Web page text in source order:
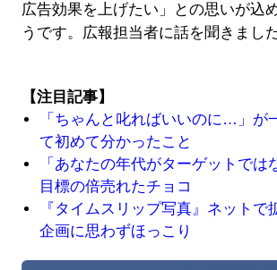
広告効果を上げたい」との思いが込
うです。広報担当者に話を聞きました
【注目記事】
「ちゃんと叱ればいいのに…」が
て初めて分かったこと
「あなたの年代がターゲットで
目標の倍売れたチョコ
『タイムスリップ写真』ネット
企画に思わずほっこり